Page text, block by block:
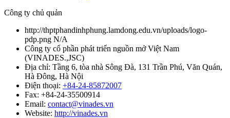
Công ty chủ quản
http://thptphandinhphung.lamdong.edu.vn/uploads/logo-
pdp.png N/A
Công ty cổ phần phát triển nguồn mở Việt Nam
(VINADES.,JSC)
Địa chỉ: Tầng 6, tòa nhà Sông Đà, 131 Trần Phú, Văn Quán,
Hà Đông, Hà Nội
Điện thoại: +84-24-85872007
Fax: +84-24-35500914
Email: contact@vinades.vn
Website: http://vinades.vn